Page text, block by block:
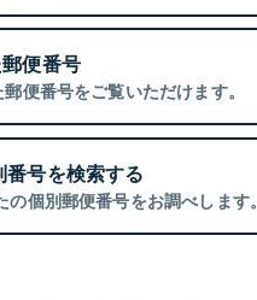
便番号
便番号をご覧いただけます。
号を検索する
個別郵便番号をお調べします。